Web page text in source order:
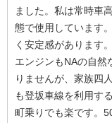
ました。私は常時車
態で使用しています
く安定感があります。
エンジンもNAの自然
りませんが、家族四
も登坂車線を利用す
町乗りでも楽です。